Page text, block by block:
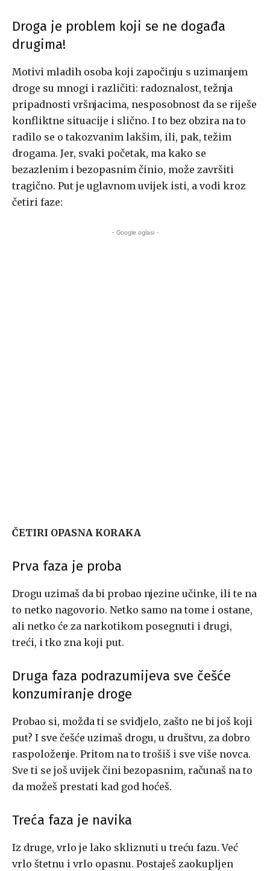
Droga je problem koji se ne događa
drugima!
Motivi mladih osoba koji započinju s uzimanjem
droge su mnogi i različiti: radoznalost, težnja
pripadnosti vršnjacima, nesposobnost da se riješe
konfliktne situacije i slično. I to bez obzira na to
radilo se o takozvanim lakšim, ili, pak, težim
drogama. Jer, svaki početak, ma kako se
bezazlenim i bezopasnim činio, može završiti
tragično. Put je uglavnom uvijek isti, a vodi kroz
četiri faze:
- Google oglasi -
ČETIRI OPASNA KORAKA
Prva faza je proba
Drogu uzimaš da bi probao njezine učinke, ili te na
to netko nagovorio. Netko samo na tome i ostane,
ali netko će za narkotikom posegnuti i drugi,
treći, i tko zna koji put.
Druga faza podrazumijeva sve češće
konzumiranje droge
Probao si, možda ti se svidjelo, zašto ne bi još koji
put? I sve češće uzimaš drogu, u društvu, za dobro
raspoloženje. Pritom na to trošiš i sve više novca.
Sve ti se još uvijek čini bezopasnim, računaš na to
da možeš prestati kad god hoćeš.
Treća faza je navika
Iz druge, vrlo je lako skliznuti u treću fazu. Već
vrlo štetnu i vrlo opasnu. Postaješ zaokupljen